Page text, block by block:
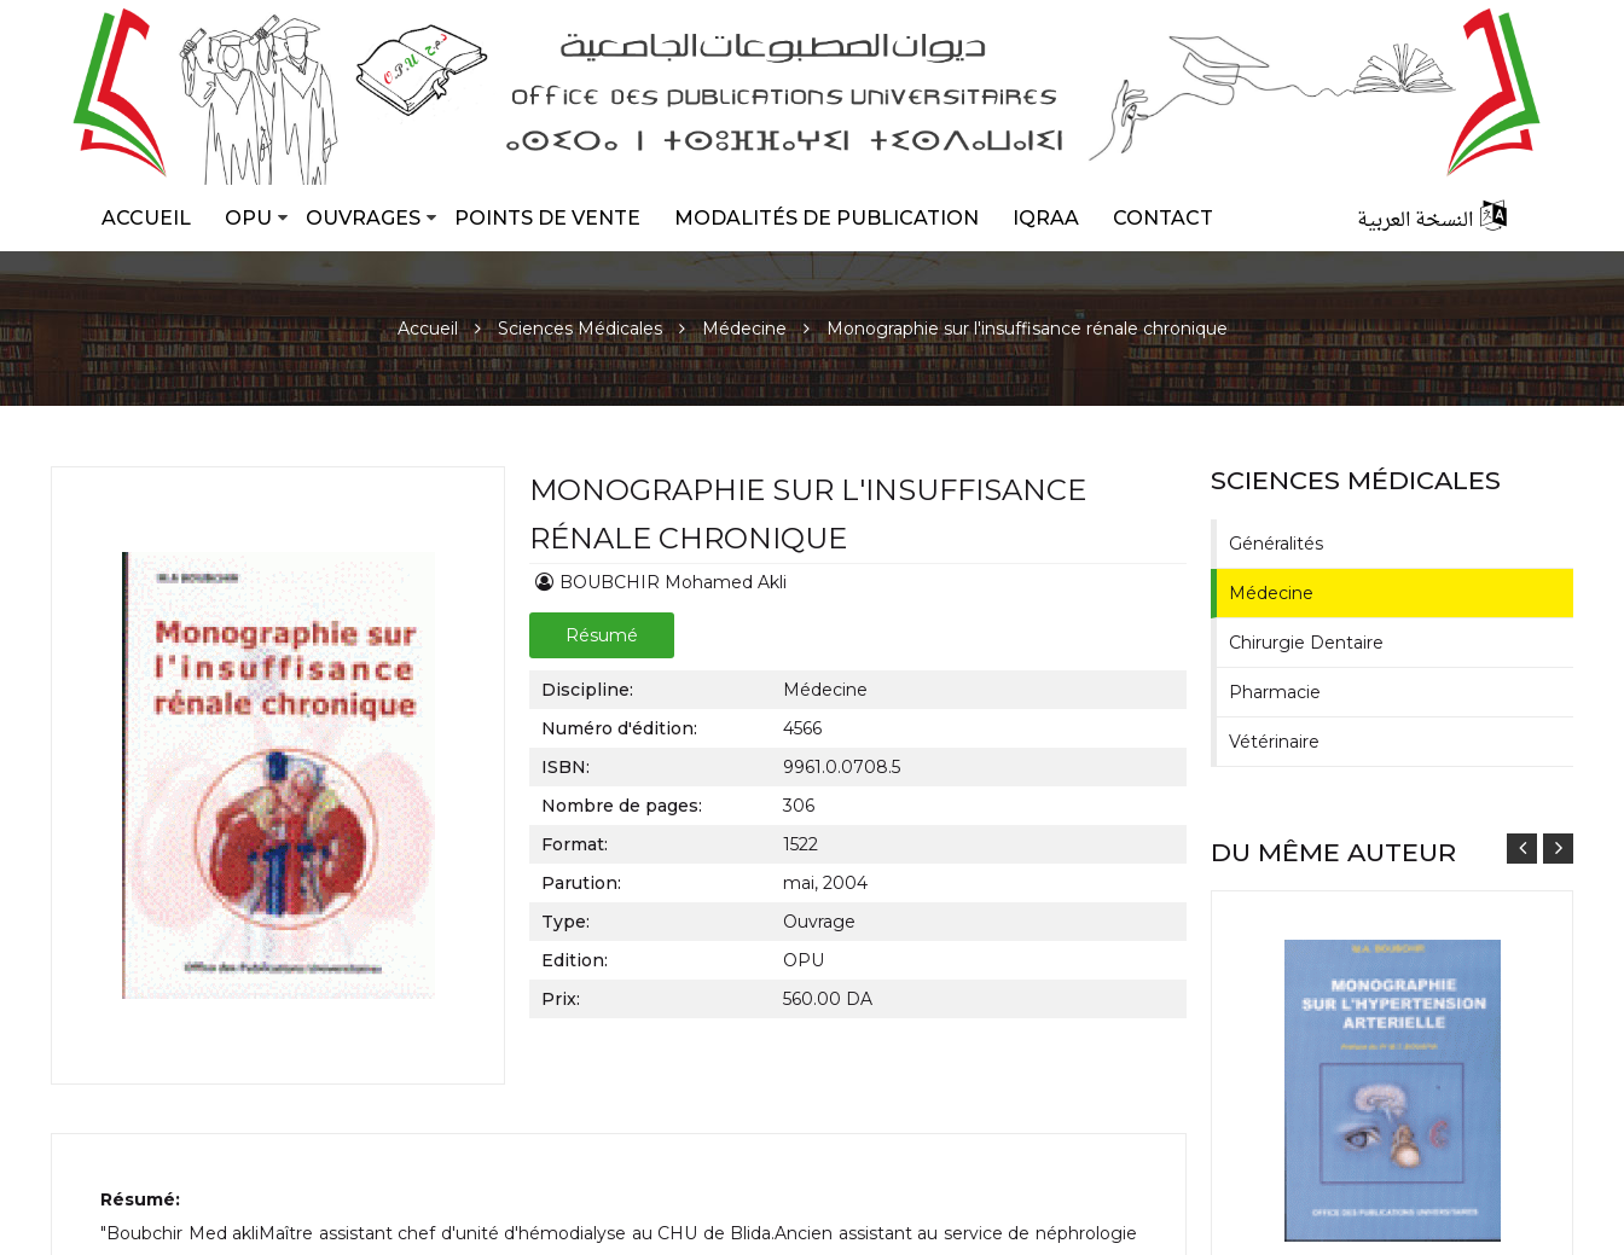
ACCUEIL OPU OUVRAGES POINTS DE VENTE MODALITÉS DE PUBLICATION IQRAA CONTACT النسخة العربية
Accueil Sciences Médicales Médecine Monographie sur l'insuffisance rénale chronique
MONOGRAPHIE SUR L'INSUFFISANCE
RÉNALE CHRONIQUE
BOUBCHIR Mohamed Akli
Résumé
Discipline:
Médecine
Numéro d'édition:
4566
ISBN:
9961.0.0708.5
Nombre de pages:
306
Format:
1522
Parution:
mai, 2004
Type:
Ouvrage
Edition:
OPU
Prix:
560.00 DA
Résumé:
"Boubchir Med akliMaître assistant chef d'unité d'hémodialyse au CHU de Blida.Ancien assistant au service de néphrologie
SCIENCES MÉDICALES
Généralités
Médecine
Chirurgie Dentaire
Pharmacie
Vétérinaire
DU MÊME AUTEUR